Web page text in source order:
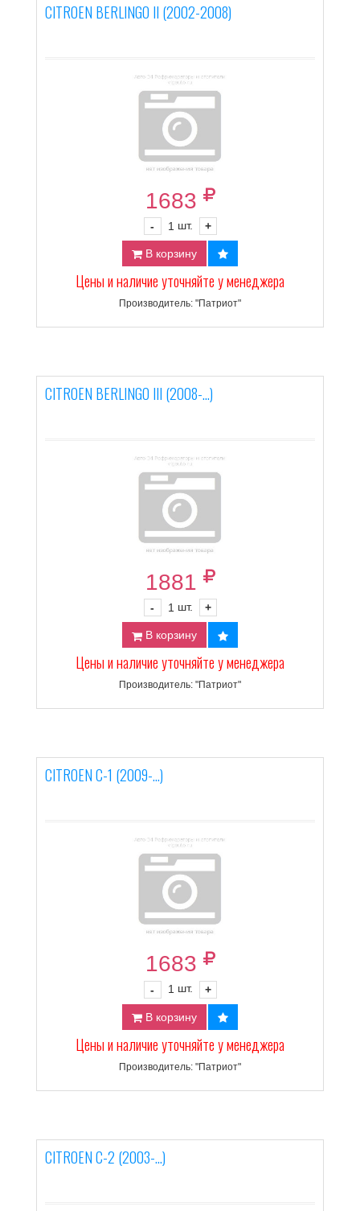
CITROEN BERLINGO II (2002-2008)
1683
- 1 шт. +
В корзину
Цены и наличие уточняйте у менеджера
Производитель: "Патриот"
CITROEN BERLINGO III (2008-...)
1881
- 1 шт. +
В корзину
Цены и наличие уточняйте у менеджера
Производитель: "Патриот"
CITROEN C-1 (2009-...)
1683
- 1 шт. +
В корзину
Цены и наличие уточняйте у менеджера
Производитель: "Патриот"
CITROEN C-2 (2003-...)